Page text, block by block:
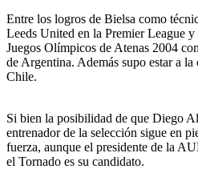
Entre los logros de Bielsa como
Leeds United en la Premier League
Juegos Olímpicos de Atenas 2004
de Argentina. Además supo estar a la
Chile.
Si bien la posibilidad de que Diego
entrenador de la selección sigue en
fuerza, aunque el presidente de la
el Tornado es su candidato.